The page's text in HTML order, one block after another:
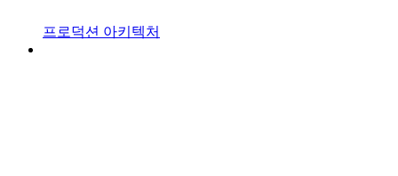
프로덕션 아키텍처